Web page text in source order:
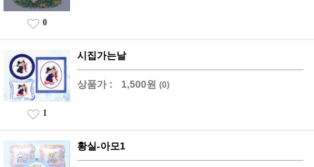
0
시집가는날
상품가 : 1,500원 (0)
1
황실-아모1